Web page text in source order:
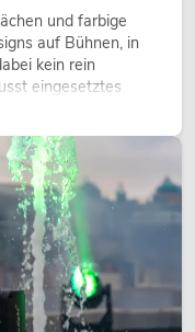
und farbige
auf Bühnen, in
kein rein
eingesetztes
gibt Szenen